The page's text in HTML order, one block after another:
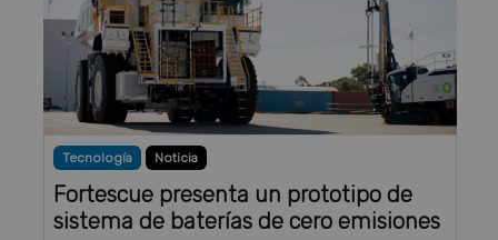
Tecnología Noticia
Fortescue presenta un prototipo de
sistema de baterías de cero emisiones